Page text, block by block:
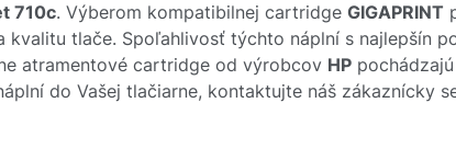
710c. Výberom kompatibilnej cartridge GIGAPRINT
tlače. Spoľahlivosť týchto náplní s najlepšín
atramentové cartridge od výrobcov HP
do Vašej tlačiarne, kontaktujte náš zákaznícky